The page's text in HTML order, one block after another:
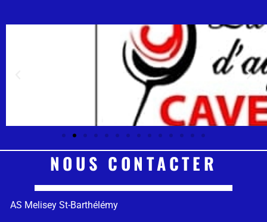
NOUS CONTACTER
AS Melisey St-Barthélémy